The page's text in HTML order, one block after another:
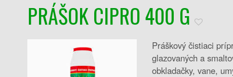
PRÁŠOK CIPRO 400 G
Práškový čistiaci
glazovaných a
obkladačky, vane,